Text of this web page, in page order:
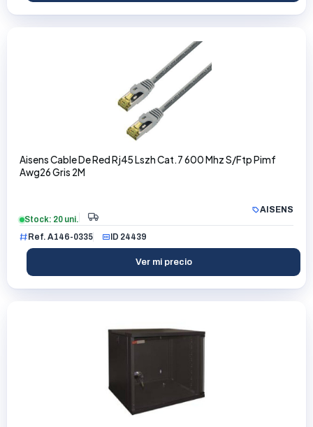
Aisens Cable De Red Rj45 Lszh Cat.7 600 Mhz S/Ftp Pimf
Awg26 Gris 2M
AISENS
Stock: 20 uni.
Ref. A146-0335
ID 24439
Ver mi precio